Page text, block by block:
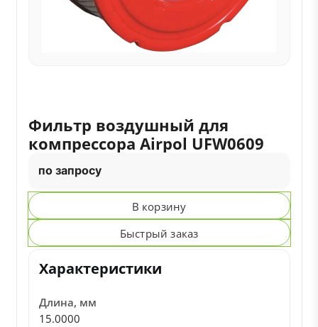
Фильтр воздушный для
компрессора Airpol UFW0609
по запросу
В корзину
Быстрый заказ
Характеристики
Длина, мм
15.0000